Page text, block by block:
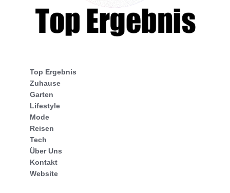
Top Ergebnis
Zuhause
Garten
Lifestyle
Mode
Reisen
Tech
Über Uns
Kontakt
Website